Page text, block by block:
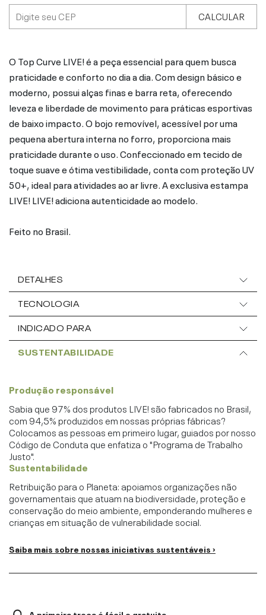
CALCULAR
O Top Curve LIVE! é a peça essencial para quem busca
praticidade e conforto no dia a dia. Com design básico e
moderno, possui alças finas e barra reta, oferecendo
leveza e liberdade de movimento para práticas esportivas
de baixo impacto. O bojo removível, acessível por uma
pequena abertura interna no forro, proporciona mais
praticidade durante o uso. Confeccionado em tecido de
toque suave e ótima vestibilidade, conta com proteção UV
50+, ideal para atividades ao ar livre. A exclusiva estampa
LIVE! LIVE! adiciona autenticidade ao modelo.
Feito no Brasil.
DETALHES
TECNOLOGIA
INDICADO PARA
SUSTENTABILIDADE
Produção responsável
Sabia que 97% dos produtos LIVE! são fabricados no Brasil,
com 94,5% produzidos em nossas próprias fábricas?
Colocamos as pessoas em primeiro lugar, guiados por nosso
Código de Conduta que enfatiza o "Programa de Trabalho
Justo".
Sustentabilidade
Retribuição para o Planeta: apoiamos organizações não
governamentais que atuam na biodiversidade, proteção e
conservação do meio ambiente, emponderando mulheres e
crianças em situação de vulnerabilidade social.
Saiba mais sobre nossas iniciativas sustentáveis ›